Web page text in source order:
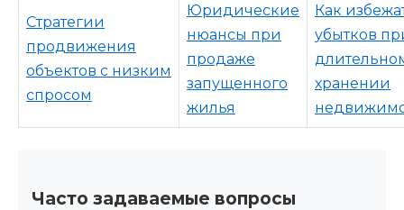
Стратегии
продвижения
объектов с низким
спросом
Юридические
нюансы при
продаже
запущенного
жилья
Как
убытков
хранении
Часто задаваемые вопросы